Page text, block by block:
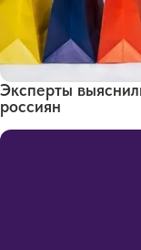
Эксперты
россиян